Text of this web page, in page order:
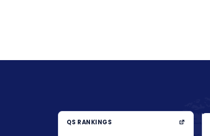
QS RANKINGS